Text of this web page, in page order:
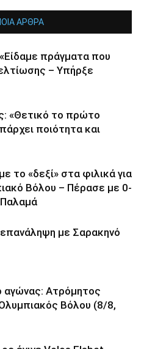
ΑΡΘΡΑ
πράγματα που
– Υπήρξε
«Θετικό το πρώτο
ποιότητα και
το «δεξί» στα φιλικά για
Βόλου – Πέρασε με 0-
με Σαρακηνό
αγώνας: Ατρόμητος
Βόλου (8/8,